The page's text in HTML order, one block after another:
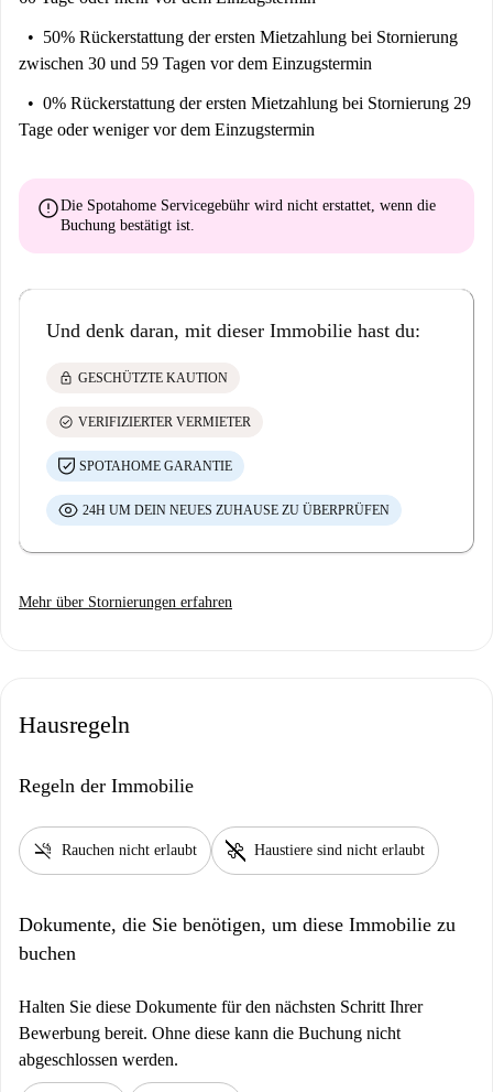
50% Rückerstattung der ersten Mietzahlung bei Stornierung
zwischen 30 und 59 Tagen vor dem Einzugstermin
0% Rückerstattung der ersten Mietzahlung bei Stornierung 29
Tage oder weniger vor dem Einzugstermin
errorDie Spotahome Servicegebühr wird nicht erstattet , wenn die
Buchung bestätigt ist.
Und denk daran, mit dieser Immobilie hast du:
lock GESCHÜTZTE KAUTION
check_circle VERIFIZIERTER VERMIETER
SPOTAHOME GARANTIE
24H UM DEIN NEUES ZUHAUSE ZU ÜBERPRÜFEN
Mehr über Stornierungen erfahren
Hausregeln
Regeln der Immobilie
smoke_free Rauchen nicht erlaubt pet_supplies Haustiere sind nicht erlaubt
Dokumente, die Sie benötigen, um diese Immobilie zu
buchen
Halten Sie diese Dokumente für den nächsten Schritt Ihrer
Bewerbung bereit. Ohne diese kann die Buchung nicht
abgeschlossen werden.